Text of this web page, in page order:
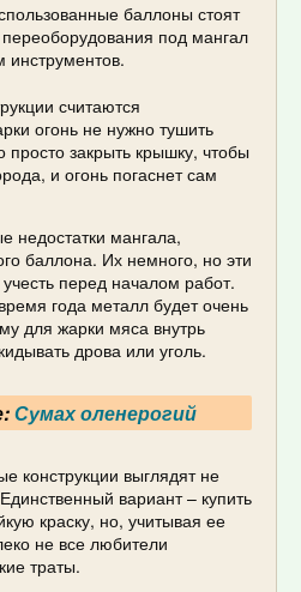
баллоны стоят
под мангал
инструментов.
считаются
огонь не нужно тушить
просто закрыть крышку, чтобы
и огонь погаснет сам
недостатки мангала,
баллона. Их немного, но эти
перед началом работ.
года металл будет очень
для жарки мяса внутрь
дрова или уголь.
Сумах оленерогий
конструкции выглядят не
вариант – купить
краску, но, учитывая ее
не все любители
траты.